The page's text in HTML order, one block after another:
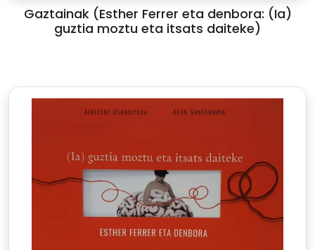
Gaztainak (Esther Ferrer eta denbora: (Ia)
guztia moztu eta itsats daiteke)